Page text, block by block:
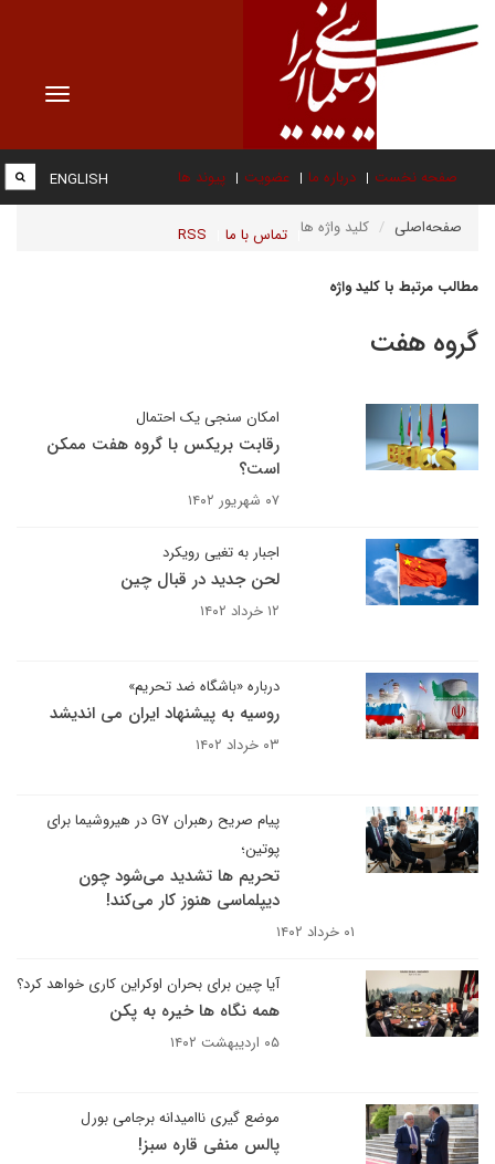
Toggle
صفحه نخست درباره ما عضویت پیوند ها
تماس با ما RSS
ENGLISH
صفحه‌اصلی کلید واژه ها
مطالب مرتبط با کلید واژه
گروه هفت
امکان سنجی یک احتمال
رقابت بریکس با گروه هفت ممکن
است؟
۰۷ شهریور ۱۴۰۲
اجبار به تغیی رویکرد
لحن جدید در قبال چین
۱۲ خرداد ۱۴۰۲
درباره «باشگاه ضد تحریم»
روسیه به پیشنهاد ایران می اندیشد
۰۳ خرداد ۱۴۰۲
پیام صریح رهبران G۷ در هیروشیما برای
پوتین؛
تحریم ها تشدید می‌شود چون
دیپلماسی هنوز کار می‌کند!
۰۱ خرداد ۱۴۰۲
آیا چین برای بحران اوکراین کاری خواهد کرد؟
همه نگاه ها خیره به پکن
۰۵ اردیبهشت ۱۴۰۲
موضع گیری ناامیدانه برجامی بورل
پالس منفی قاره سبز!